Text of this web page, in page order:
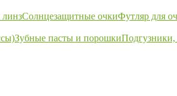
линзСолнцезащитные очкиФутляр для
Зубные пасты и порошки